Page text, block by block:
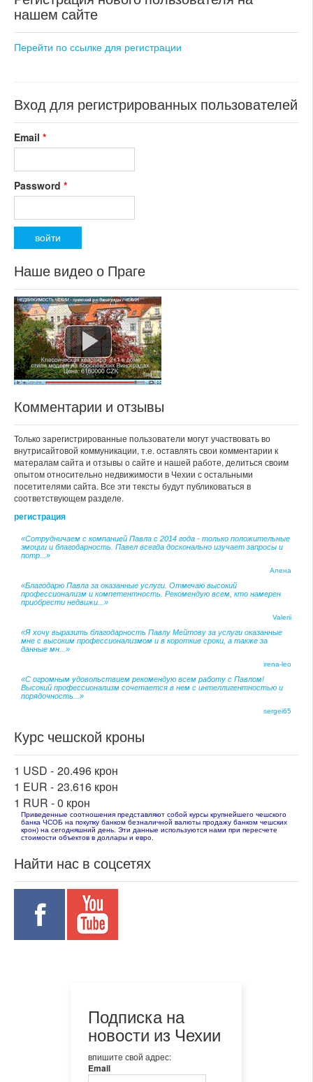
нашем сайте
Перейти по ссылке для регистрации
Вход для регистрированных пользователей
Email *
Password *
Наше видео о Праге
Комментарии и отзывы
Только зарегистрированные пользователи могут участвовать во
внутрисайтовой коммуникации, т.е. оставлять свои комментарии к
матералам сайта и отзывы о сайте и нашей работе, делиться своим
опытом относительно недвижимости в Чехии с остальными
посетителями сайта. Все эти тексты будут публиковаться в
соответствующем разделе.
регистрация
«Сотрудничаем с компанией Павла с 2014 года - только положительные
эмоции и благодарность. Павел всегда досконально изучает запросы и
потр...»
Алена
«Благодарю Павла за оказанные услуги. Отмечаю высокий
профессионализм и компетентность. Рекомендую всем, кто намерен
приобрести недвижи...»
Valerii
«Я хочу выразить благодарность Павлу Мейтову за услуги оказанные
мне с высоким профессионализмом и в короткие сроки, а также за
данные мн...»
irena-leo
«С огромным удовольствием рекомендую всем работу с Павлом!
Высокий профессионализм сочетается в нем с интеллигентностью и
порядочность...»
sergei65
Курс чешской кроны
1 USD - 20.496 крон
1 EUR - 23.616 крон
1 RUR -0 крон
Приведенные соотношения представляют собой курсы крупнейшего чешского
банка ЧСОБ на покупку банком безналичной валюты продажу банком чешских
крон) на сегодняшний день. Эти данные используются нами при пересчете
стоимости объектов в доллары и евро.
Найти нас в соцсетях
Подписка на
новости из Чехии
впишите свой адрес:
Email